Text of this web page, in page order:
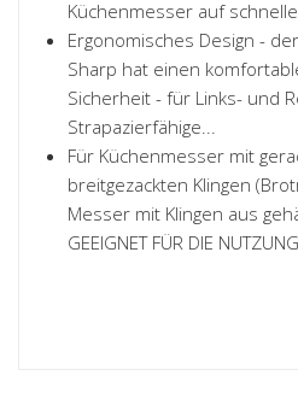
Küchenmesser auf
Ergonomisches Design -
Sharp hat einen
Sicherheit - für Links- und
Strapazierfähige...
Für Küchenmesser mit
breitgezackten Klingen
Messer mit Klingen aus
GEEIGNET FÜR DIE